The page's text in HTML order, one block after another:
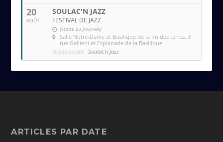
20
AOÛT
SOULAC'N JAZZ
FESTIVAL DE JAZZ
(Toute La Journée)
Salle Notre-Dame et Basilique de la fin des terres, 3
rue Gallieni et Esplanade de la Basilique
Organisateur: Soulac'n Jazz
ARTICLES PAR DATE